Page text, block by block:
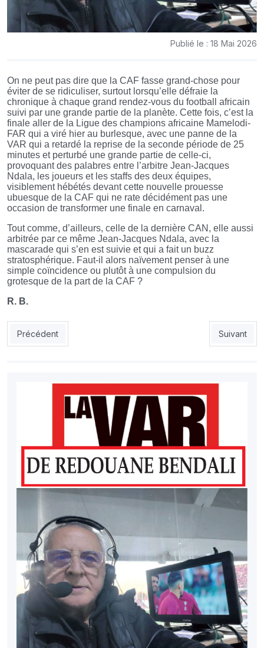
Publié le : 18 Mai 2026
On ne peut pas dire que la CAF fasse grand-chose pour
éviter de se ridiculiser, surtout lorsqu’elle défraie la
chronique à chaque grand rendez-vous du football africain
suivi par une grande partie de la planète. Cette fois, c’est la
finale aller de la Ligue des champions africaine Mamelodi-
FAR qui a viré hier au burlesque, avec une panne de la
VAR qui a retardé la reprise de la seconde période de 25
minutes et perturbé une grande partie de celle-ci,
provoquant des palabres entre l’arbitre Jean-Jacques
Ndala, les joueurs et les staffs des deux équipes,
visiblement hébétés devant cette nouvelle prouesse
ubuesque de la CAF qui ne rate décidément pas une
occasion de transformer une finale en carnaval.
Tout comme, d’ailleurs, celle de la dernière CAN, elle aussi
arbitrée par ce même Jean-Jacques Ndala, avec la
mascarade qui s’en est suivie et qui a fait un buzz
stratosphérique. Faut-il alors naïvement penser à une
simple coïncidence ou plutôt à une compulsion du
grotesque de la part de la CAF ?
R. B.
Article précédent : L’OPTION AFRICAINE, POURQUOI PAS ?
Précédent Article
Suivant